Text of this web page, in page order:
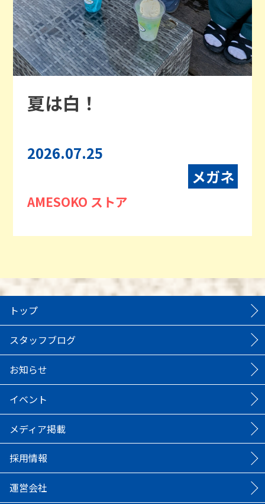
夏は白！
2026.07.25
メガネ
AMESOKO ストア
トップ
スタッフブログ
お知らせ
イベント
メディア掲載
採用情報
運営会社